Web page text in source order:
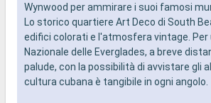
Wynwood per ammirare i suoi famosi
Lo storico quartiere Art Deco di South
edifici colorati e l'atmosfera vintage. Per
Nazionale delle Everglades, a breve
palude, con la possibilità di avvistare gli
cultura cubana è tangibile in ogni angolo.